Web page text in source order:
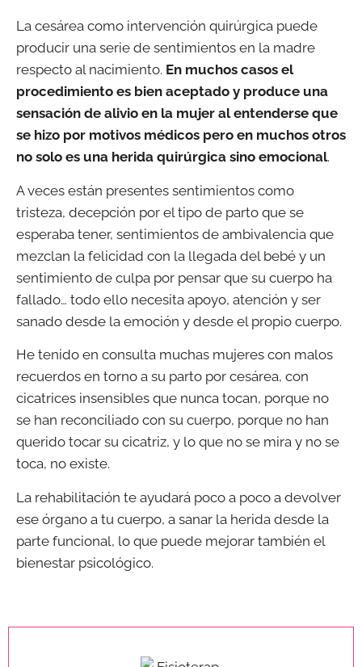
La cesárea como intervención quirúrgica puede
producir una serie de sentimientos en la madre
respecto al nacimiento. En muchos casos el
procedimiento es bien aceptado y produce una
sensación de alivio en la mujer al entenderse que
se hizo por motivos médicos pero en muchos otros
no solo es una herida quirúrgica sino emocional.
A veces están presentes sentimientos como
tristeza, decepción por el tipo de parto que se
esperaba tener, sentimientos de ambivalencia que
mezclan la felicidad con la llegada del bebé y un
sentimiento de culpa por pensar que su cuerpo ha
fallado… todo ello necesita apoyo, atención y ser
sanado desde la emoción y desde el propio cuerpo.
He tenido en consulta muchas mujeres con malos
recuerdos en torno a su parto por cesárea, con
cicatrices insensibles que nunca tocan, porque no
se han reconciliado con su cuerpo, porque no han
querido tocar su cicatriz, y lo que no se mira y no se
toca, no existe.
La rehabilitación te ayudará poco a poco a devolver
ese órgano a tu cuerpo, a sanar la herida desde la
parte funcional, lo que puede mejorar también el
bienestar psicológico.